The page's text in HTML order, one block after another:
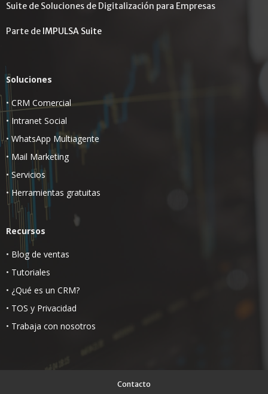
Suite de Soluciones de Digitalización para Empresas
Parte de IMPULSA Suite
Soluciones
•CRM Comercial
• Intranet Social
• WhatsApp Multiagente
• Mail Marketing
• Servicios
• Herramientas gratuitas
Recursos
• Blog de ventas
• Tutoriales
• ¿Qué es un CRM?
• TOS y Privacidad
• Trabaja con nosotros
Contacto